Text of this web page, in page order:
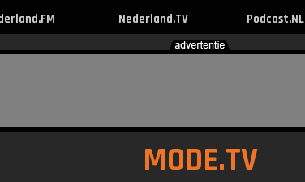
Nederland.TV Podcast.NL
MODE.TV